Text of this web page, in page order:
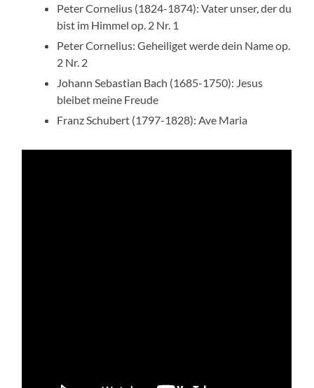
Peter Cornelius (1824-1874): Vater unser, der du
bist im Himmel op. 2 Nr. 1
Peter Cornelius: Geheiliget werde dein Name op.
2 Nr. 2
Johann Sebastian Bach (1685-1750): Jesus
bleibet meine Freude
Franz Schubert (1797-1828): Ave Maria